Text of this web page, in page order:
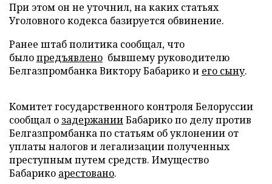
При этом он не уточнил, на каких статьях
Уголовного кодекса базируется обвинение.
Ранее штаб политика сообщал, что
былопредъявлено бывшему руководителю
Белгазпромбанка Виктору Бабарико и его сыну.
Комитет государственного контроля Белоруссии
сообщал о задержанииБабарико по делу против
Белгазпромбанка по статьям об уклонении от
уплаты налогов и легализации полученных
преступным путем средств. Имущество
Бабарико арестовано.